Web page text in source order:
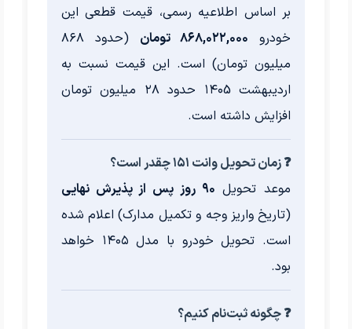
بر اساس اطلاعیه رسمی، قیمت قطعی این
خودرو ۸۶۸,۰۲۲,۰۰۰ تومان
(حدود ۸۶۸
میلیون تومان) است. این قیمت نسبت به
اردیبهشت ۱۴۰5 حدود ۲۸ میلیون تومان
افزایش داشته است.
❓ زمان تحویل وانت ۱۵۱ چقدر است؟
موعد تحویل ۹۰ روز پس از پذیرش نهایی
(تاریخ واریز وجه و تکمیل مدارک) اعلام شده
است. تحویل خودرو با مدل ۱۴۰۵ خواهد
بود.
❓ چگونه ثبت‌نام کنیم؟